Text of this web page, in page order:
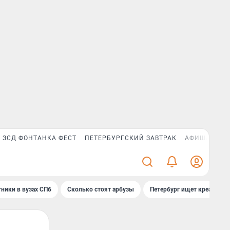
ЗСД ФОНТАНКА ФЕСТ ПЕТЕРБУРГСКИЙ ЗАВТРАК АФИША PLUS
в вузах СПб Сколько стоят арбузы Петербург ищет креатив